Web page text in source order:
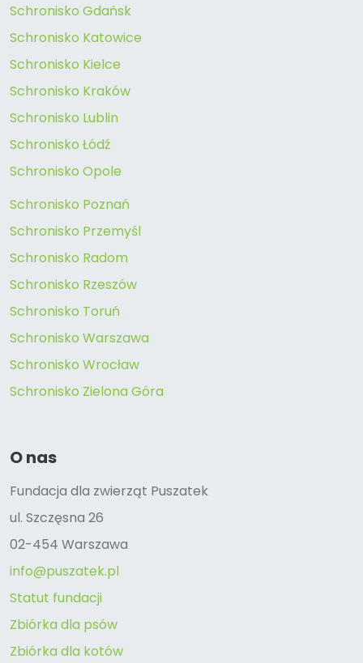
Schronisko Gdańsk
Schronisko Katowice
Schronisko Kielce
Schronisko Kraków
Schronisko Lublin
Schronisko Łódź
Schronisko Opole
Schronisko Poznań
Schronisko Przemyśl
Schronisko Radom
Schronisko Rzeszów
Schronisko Toruń
Schronisko Warszawa
Schronisko Wrocław
Schronisko Zielona Góra
O nas
Fundacja dla zwierząt Puszatek
ul. Szczęsna 26
02-454 Warszawa
info@puszatek.pl
Statut fundacji
Zbiórka dla psów
Zbiórka dla kotów